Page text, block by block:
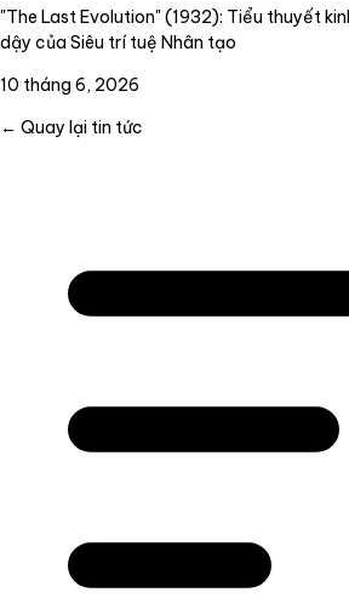
"The Last Evolution" (1932): Tiểu thuyết
dậy của Siêu trí tuệ Nhân tạo
10 tháng 6, 2026
← Quay lại tin tức